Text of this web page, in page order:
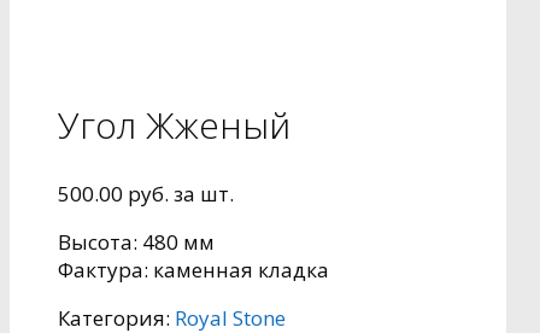
Угол Жженый
500.00 руб. за шт.
Высота: 480 мм
Фактура: каменная кладка
Категория: Royal Stone